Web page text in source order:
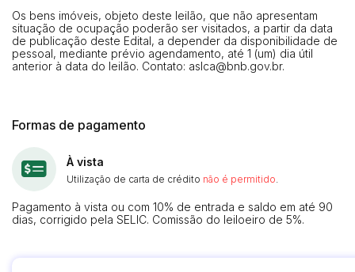
Os bens imóveis, objeto deste leilão, que não apresentam
situação de ocupação poderão ser visitados, a partir da data
de publicação deste Edital, a depender da disponibilidade de
pessoal, mediante prévio agendamento, até 1 (um) dia útil
anterior à data do leilão. Contato: aslca@bnb.gov.br.
Formas de pagamento
À vista
Utilização de carta de crédito não é permitido
Pagamento à vista ou com 10% de entrada e saldo em até 90
dias, corrigido pela SELIC. Comissão do leiloeiro de 5%.